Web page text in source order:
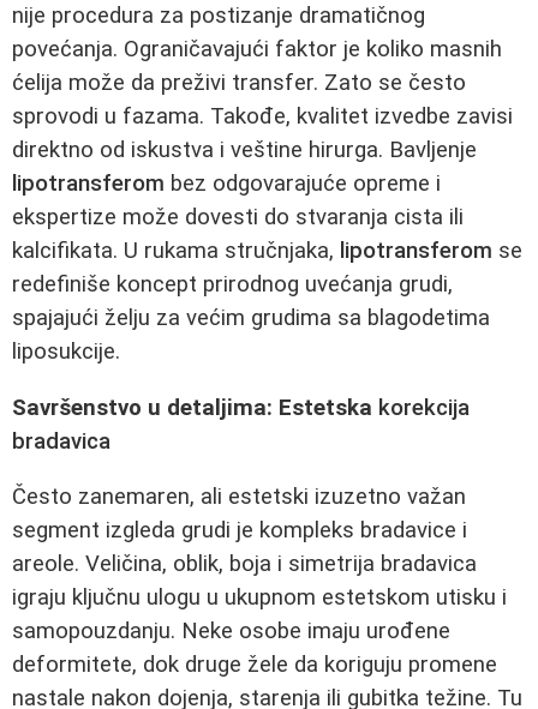
nije procedura za postizanje dramatičnog
povećanja. Ograničavajući faktor je koliko masnih
ćelija može da preživi transfer. Zato se često
sprovodi u fazama. Takođe, kvalitet izvedbe zavisi
direktno od iskustva i veštine hirurga. Bavljenje
lipotransferom bez odgovarajuće opreme i
ekspertize može dovesti do stvaranja cista ili
kalcifikata. U rukama stručnjaka, lipotransferom se
redefiniše koncept prirodnog uvećanja grudi,
spajajući želju za većim grudima sa blagodetima
liposukcije.
Savršenstvo u detaljima: Estetska korekcija
bradavica
Često zanemaren, ali estetski izuzetno važan
segment izgleda grudi je kompleks bradavice i
areole. Veličina, oblik, boja i simetrija bradavica
igraju ključnu ulogu u ukupnom estetskom utisku i
samopouzdanju. Neke osobe imaju urođene
deformitete, dok druge žele da koriguju promene
nastale nakon dojenja, starenja ili gubitka težine. Tu